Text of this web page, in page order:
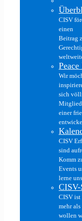
CISV
einen
Beitrag
Wir
sich
einer
CISV
sind
Komm
Events
lerne
CISV
mehr
wollen